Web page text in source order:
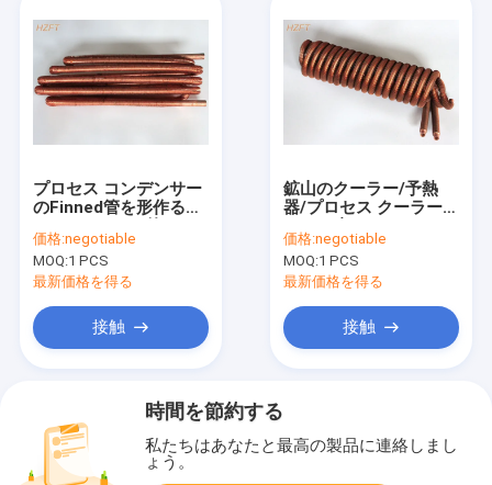
プロセス コンデンサー
のFinned管を形作るロ
巻く
価格:negotiable
MOQ:1 PCS
最新価格を得る
接触
鉱山のクーラー/予熱
器/プロセス クーラーの
ンサーのコイル
価格:negotiable
MOQ:1 PCS
最新価格を得る
接触
時間を節約する
私たちはあなたと最高の製品に連絡しまし
ょう。